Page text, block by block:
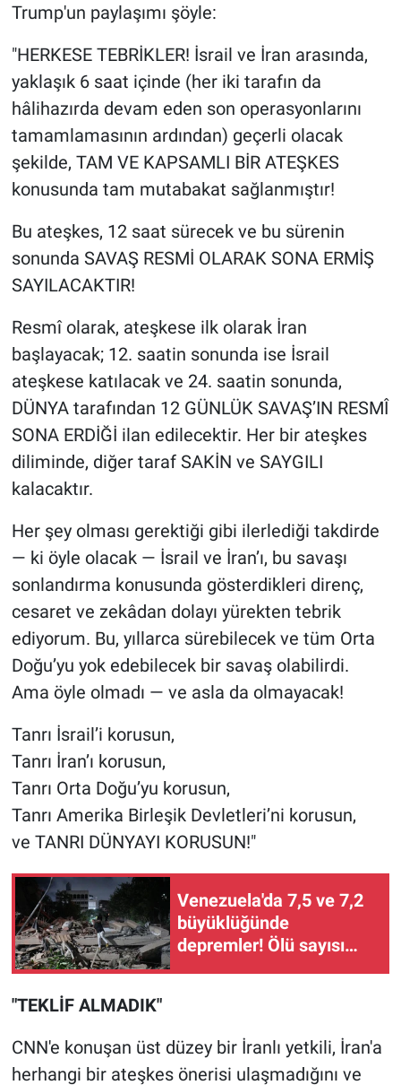
Trump'un paylaşımı şöyle:
"HERKESE TEBRİKLER! İsrail ve İran arasında,
yaklaşık 6 saat içinde (her iki tarafın da
hâlihazırda devam eden son operasyonlarını
tamamlamasının ardından) geçerli olacak
şekilde, TAM VE KAPSAMLI BİR ATEŞKES
konusunda tam mutabakat sağlanmıştır!
Bu ateşkes, 12 saat sürecek ve bu sürenin
sonunda SAVAŞ RESMİ OLARAK SONA ERMİŞ
SAYILACAKTIR!
Resmî olarak, ateşkese ilk olarak İran
başlayacak; 12. saatin sonunda ise İsrail
ateşkese katılacak ve 24. saatin sonunda,
DÜNYA tarafından 12 GÜNLÜK SAVAŞ’IN RESMÎ
SONA ERDİĞİ ilan edilecektir. Her bir ateşkes
diliminde, diğer taraf SAKİN ve SAYGILI
kalacaktır.
Her şey olması gerektiği gibi ilerlediği takdirde
— ki öyle olacak — İsrail ve İran’ı, bu savaşı
sonlandırma konusunda gösterdikleri direnç,
cesaret ve zekâdan dolayı yürekten tebrik
ediyorum. Bu, yıllarca sürebilecek ve tüm Orta
Doğu’yu yok edebilecek bir savaş olabilirdi.
Ama öyle olmadı — ve asla da olmayacak!
Tanrı İsrail’i korusun,
Tanrı İran’ı korusun,
Tanrı Orta Doğu’yu korusun,
Tanrı Amerika Birleşik Devletleri’ni korusun,
ve TANRI DÜNYAYI KORUSUN!"
Venezuela'da 7,5 ve 7,2
büyüklüğünde
depremler! Ölü sayısı
"TEKLİF ALMADIK"
CNN'e konuşan üst düzey bir İranlı yetkili, İran'a
herhangi bir ateşkes önerisi ulaşmadığını ve